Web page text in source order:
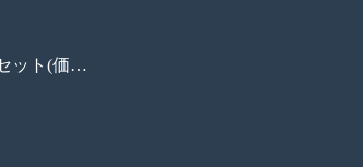
MiCDダイヤセット(価格なし)